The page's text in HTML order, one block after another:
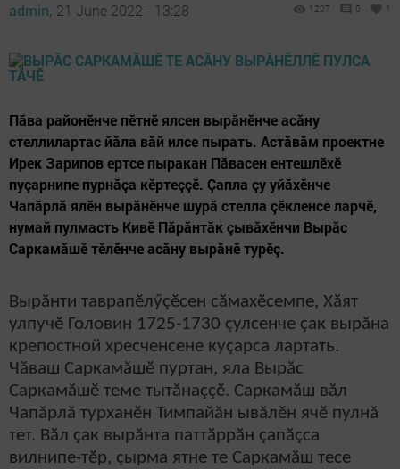
admin, 21 June 2022 - 13:28 1207 0 1
Пăва районӗнче пӗтнӗ ялсен вырăнӗнче асăну
стеллилартас йăла вăй илсе пырать. Астăвăм проектне
Ирек Зарипов ертсе пыракан Пăвасен ентешлӗхӗ
пуçарнипе пурнăçа кӗртеççӗ. Çапла çу уйăхӗнче
Чапăрлă ялӗн вырăнӗнче шурă стелла çӗкленсе ларчӗ,
нумай пулмасть Кивӗ Пăрăнтăк çывăхӗнчи Вырăс
Саркамăшӗ тӗлӗнче асăну вырăнӗ турӗç.
Вырăнти таврапӗлӳçӗсен сăмахӗсемпе, Хăят
улпучӗ Головин 1725-1730 çулсенче çак вырăна
крепостной хресченсене куçарса лартать.
Чăваш Саркамăшӗ пуртан, яла Вырăс
Саркамăшӗ теме тытăнаççӗ. Саркамăш вăл
Чапăрлă турханӗн Тимпайăн ывăлӗн ячӗ пулнă
тет. Вăл çак вырăнта паттăррăн çапăçса
вилнипе-тӗр, çырма ятне те Саркамăш тесе